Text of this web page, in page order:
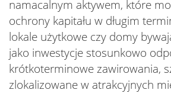
namacalnym aktywem, które
ochrony kapitału w długim
lokale użytkowe czy domy
jako inwestycje stosunkowo
krótkoterminowe zawirowania,
zlokalizowane w atrakcyjnych